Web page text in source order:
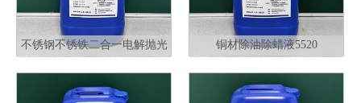
不锈钢不锈铁二合一电解抛光
铜材除油除蜡液5520